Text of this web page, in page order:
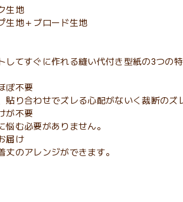
生地
生地＋ブロード生地
してすぐに作れる縫い代付き型紙の3つの
ぼ不要
り合わせでズレる心配がないく裁断のズ
が不要
む必要がありません。
届け
のアレンジができます。